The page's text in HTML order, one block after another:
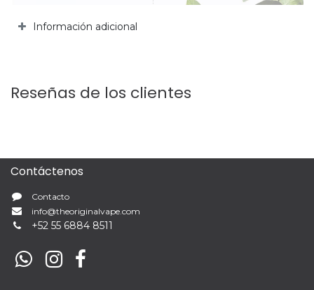
Información adicional
Reseñas de los clientes
Contáctenos
Contacto
info@theoriginalvape.com
+52 55 6884 8511